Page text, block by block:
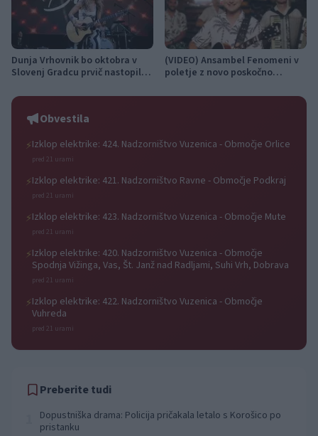
Dunja Vrhovnik bo oktobra v
Slovenj Gradcu prvič nastopila
svojim bendom
(VIDEO) Ansambel Fenomeni v
poletje z novo poskočno
Obvestila
⚡Izklop elektrike: 424. Nadzorništvo Vuzenica - Območje Orlice
pred 21 urami
⚡Izklop elektrike: 421. Nadzorništvo Ravne - Območje Podkraj
pred 21 urami
⚡Izklop elektrike: 423. Nadzorništvo Vuzenica - Območje Mute
pred 21 urami
⚡Izklop elektrike: 420. Nadzorništvo Vuzenica - Območje
Spodnja Vižinga, Vas, Št. Janž nad Radljami, Suhi Vrh, Dobrava
pred 21 urami
⚡Izklop elektrike: 422. Nadzorništvo Vuzenica - Območje
Vuhreda
pred 21 urami
Preberite tudi
Dopustniška drama: Policija pričakala letalo s Korošico po
pristanku